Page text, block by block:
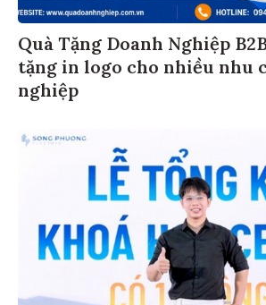
Quà Tặng Doanh Nghiệp
tặng in logo cho nhiều nhu
nghiệp